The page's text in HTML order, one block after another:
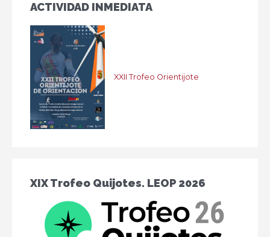
ACTIVIDAD INMEDIATA
XXII Trofeo Orientijote
XIX Trofeo Quijotes. LEOP 2026